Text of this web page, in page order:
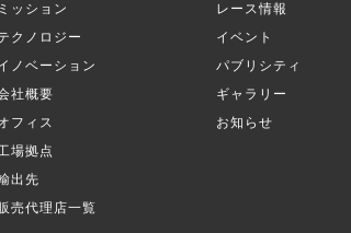
ミッション
クノロジー
ノベーション
社概要
フィス
場拠点
出先
売代理店一覧
レース情報
イベント
パブリシティ
ギャラリー
お知らせ